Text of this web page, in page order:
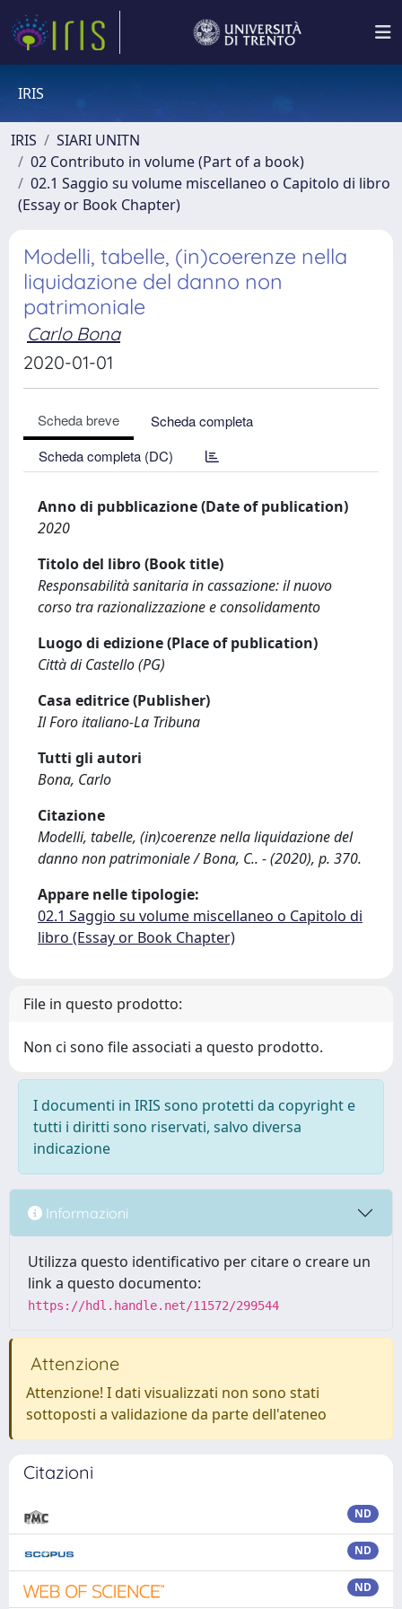
IRIS
IRIS
SIARI UNITN
02 Contributo in volume (Part of a book)
02.1 Saggio su volume miscellaneo o Capitolo di libro
(Essay or Book Chapter)
Modelli, tabelle, (in)coerenze nella
liquidazione del danno non
patrimoniale
Carlo Bona
2020-01-01
Scheda breve
Scheda completa
Scheda completa (DC)
Anno di pubblicazione (Date of publication)
2020
Titolo del libro (Book title)
Responsabilità sanitaria in cassazione: il nuovo
corso tra razionalizzazione e consolidamento
Luogo di edizione (Place of publication)
Città di Castello (PG)
Casa editrice (Publisher)
Il Foro italiano-La Tribuna
Tutti gli autori
Bona, Carlo
Citazione
Modelli, tabelle, (in)coerenze nella liquidazione del
danno non patrimoniale / Bona, C.. - (2020), p. 370.
Appare nelle tipologie:
02.1 Saggio su volume miscellaneo o Capitolo di
libro (Essay or Book Chapter)
File in questo prodotto:
Non ci sono file associati a questo prodotto.
I documenti in IRIS sono protetti da copyright e
tutti i diritti sono riservati, salvo diversa
indicazione
Informazioni
Utilizza questo identificativo per citare o creare un
link a questo documento:
https://hdl.handle.net/11572/299544
Attenzione
Attenzione! I dati visualizzati non sono stati
sottoposti a validazione da parte dell'ateneo
Citazioni
ND
ND
ND